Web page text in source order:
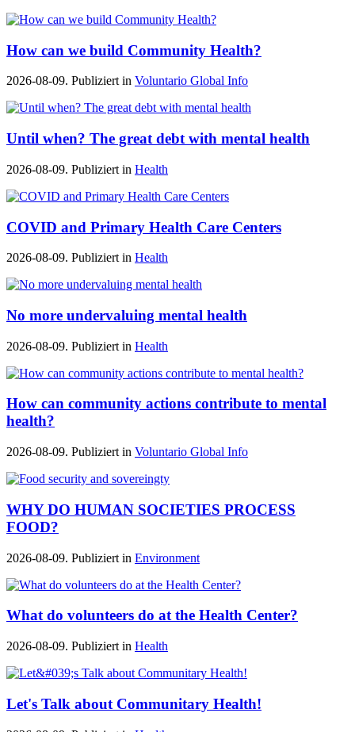
How can we build Community Health?
2026-08-09. Publiziert in Voluntario Global Info
Until when? The great debt with mental health
2026-08-09. Publiziert in Health
COVID and Primary Health Care Centers
2026-08-09. Publiziert in Health
No more undervaluing mental health
2026-08-09. Publiziert in Health
How can community actions contribute to mental
health?
2026-08-09. Publiziert in Voluntario Global Info
WHY DO HUMAN SOCIETIES PROCESS
FOOD?
2026-08-09. Publiziert in Environment
What do volunteers do at the Health Center?
2026-08-09. Publiziert in Health
Let's Talk about Communitary Health!